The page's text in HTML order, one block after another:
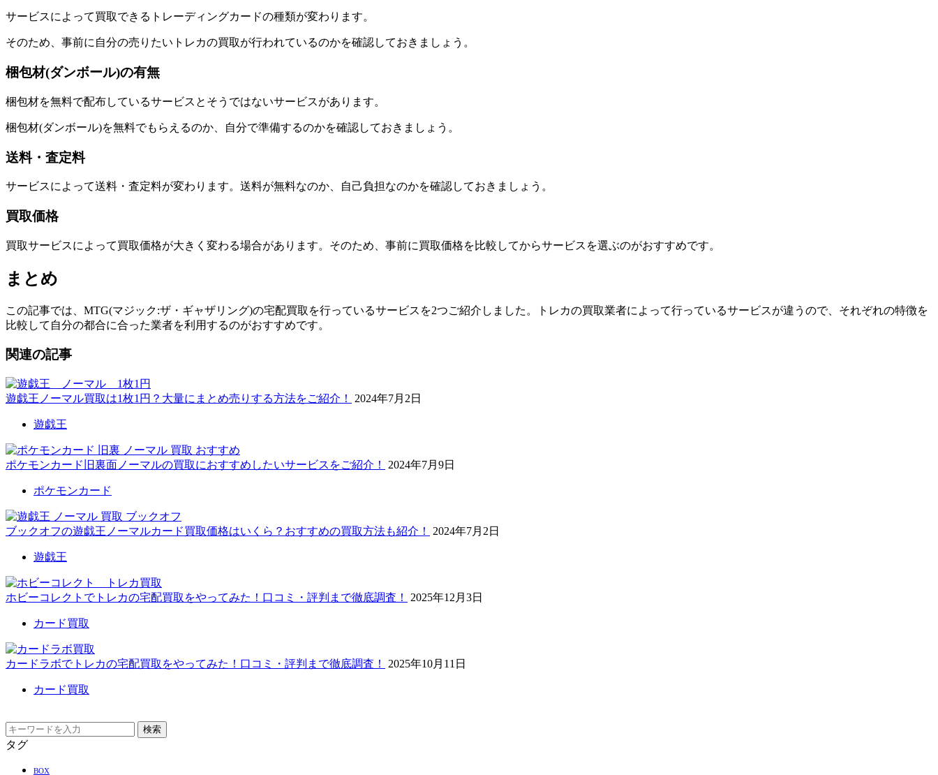
サービスによって買取できるトレーディングカードの種類が変わります。
そのため、事前に自分の売りたいトレカの買取が行われているのかを確認しておきましょう。
梱包材(ダンボール)の有無
梱包材を無料で配布しているサービスとそうではないサービスがあります。
梱包材(ダンボール)を無料でもらえるのか、自分で準備するのかを確認しておきましょう。
送料・査定料
サービスによって送料・査定料が変わります。送料が無料なのか、自己負担なのかを確認しておきましょう。
買取価格
買取サービスによって買取価格が大きく変わる場合があります。そのため、事前に買取価格を比較してからサービスを選ぶのがおすすめです。
まとめ
この記事では、MTG(マジック:ザ・ギャザリング)の宅配買取を行っているサービスを2つご紹介しました。トレカの買取業者によって行っているサービスが違うので、それぞれの特徴を
比較して自分の都合に合った業者を利用するのがおすすめです。
関連の記事
遊戯王ノーマル買取は1枚1円？大量にまとめ売りする方法をご紹介！ 2024年7月2日
遊戯王
ポケモンカード旧裏面ノーマルの買取におすすめしたいサービスをご紹介！ 2024年7月9日
ポケモンカード
ブックオフの遊戯王ノーマルカード買取価格はいくら？おすすめの買取方法も紹介！ 2024年7月2日
遊戯王
ホビーコレクトでトレカの宅配買取をやってみた！口コミ・評判まで徹底調査！ 2025年12月3日
カード買取
カードラボでトレカの宅配買取をやってみた！口コミ・評判まで徹底調査！ 2025年10月11日
カード買取
検索
タグ
BOX